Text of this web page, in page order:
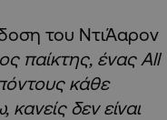
του ΝτιΆαρον
παίκτης, ένας All
κάθε
δεν είναι